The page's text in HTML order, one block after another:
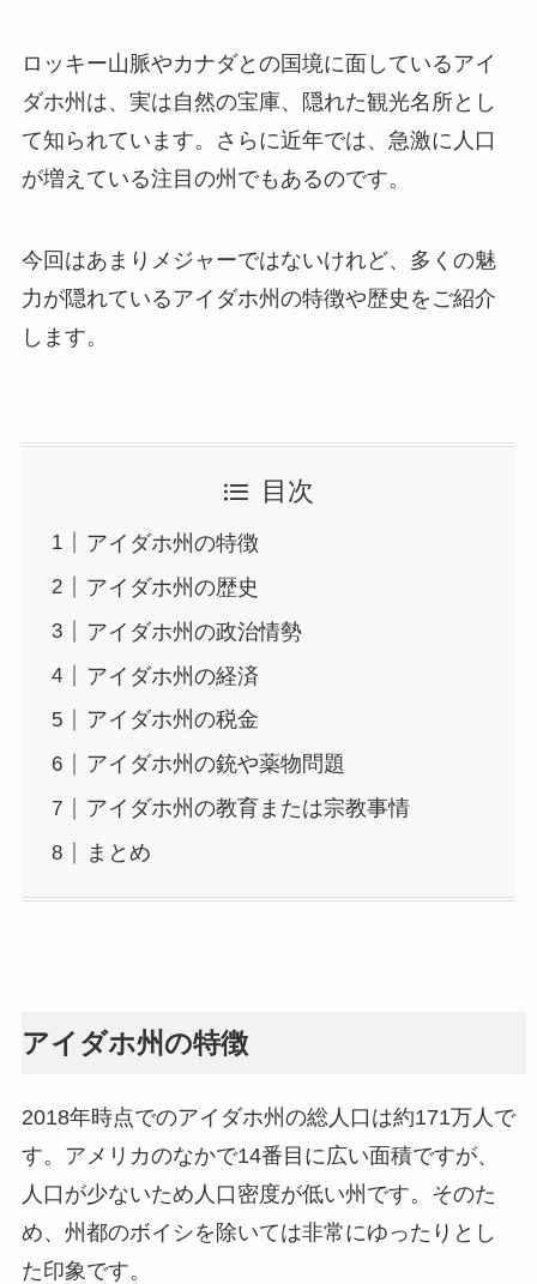
ロッキー山脈やカナダとの国境に面しているアイ
ダホ州は、実は自然の宝庫、隠れた観光名所とし
て知られています。さらに近年では、急激に人口
が増えている注目の州でもあるのです。
今回はあまりメジャーではないけれど、多くの魅
力が隠れているアイダホ州の特徴や歴史をご紹介
します。
目次
アイダホ州の特徴
アイダホ州の歴史
アイダホ州の政治情勢
アイダホ州の経済
アイダホ州の税金
アイダホ州の銃や薬物問題
アイダホ州の教育または宗教事情
まとめ
アイダホ州の特徴
2018年時点でのアイダホ州の総人口は約171万人で
す。アメリカのなかで14番目に広い面積ですが、
人口が少ないため人口密度が低い州です。そのた
め、州都のボイシを除いては非常にゆったりとし
た印象です。